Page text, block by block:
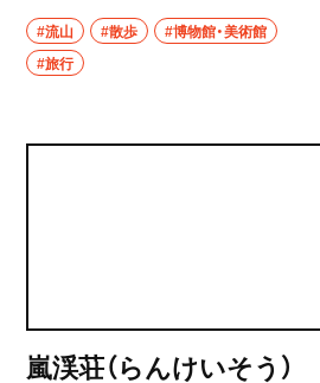
ム。流山市特産の白みりんについ
て学び体験できる展示やキッチン
スタジオのほか、無料で入れるエリ
#流山 #散歩
#博物館・美術館
#旅行
嵐渓荘（らんけいそう）